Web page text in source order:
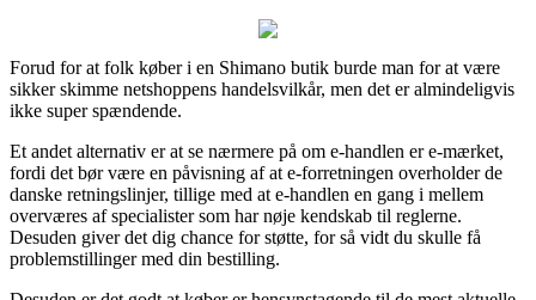
Forud for at folk køber i en Shimano butik burde man for at være
sikker skimme netshoppens handelsvilkår, men det er almindeligvis
ikke super spændende.
Et andet alternativ er at se nærmere på om e-handlen er e-mærket,
fordi det bør være en påvisning af at e-forretningen overholder de
danske retningslinjer, tillige med at e-handlen en gang i mellem
overværes af specialister som har nøje kendskab til reglerne.
Desuden giver det dig chance for støtte, for så vidt du skulle få
problemstillinger med din bestilling.